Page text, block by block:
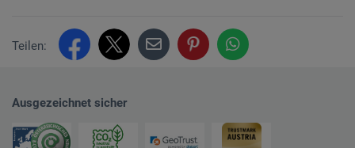
Teilen:
Ausgezeichnet sicher